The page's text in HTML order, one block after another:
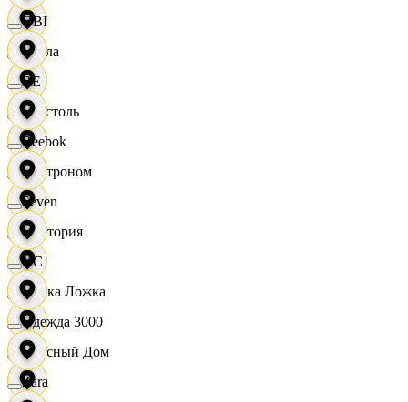
Билла
Бристоль
Быстроном
Виктория
Вилка Ложка
Вкусный Дом
OBI
RE
Reebok
Seven
XC
Одежда 3000
Zara